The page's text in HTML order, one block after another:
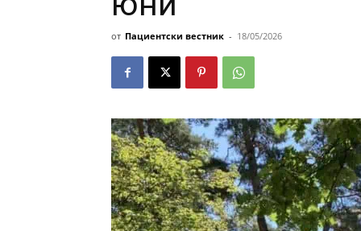
от Пациентски вестник - 18/05/2026